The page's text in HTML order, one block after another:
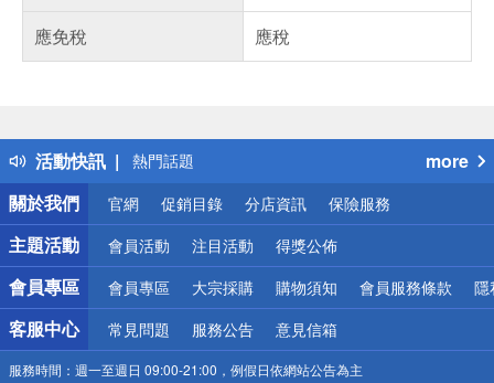
應免稅
應稅
活動快訊
得獎公告
熱門話題
銀行優惠
偏遠地區配送
詐騙網頁！請小心！
more
關於我們
官網 促銷目錄 分店資訊 保險服務
主題活動 會員活動 注目活動 得獎公佈
會員專區 會員專區 大宗採購 購物須知 會員服務條款 隱
客服中心 常見問題 服務公告 意見信箱
服務時間： 週一至週日 09:00-21:00，例假日依網站公告為主